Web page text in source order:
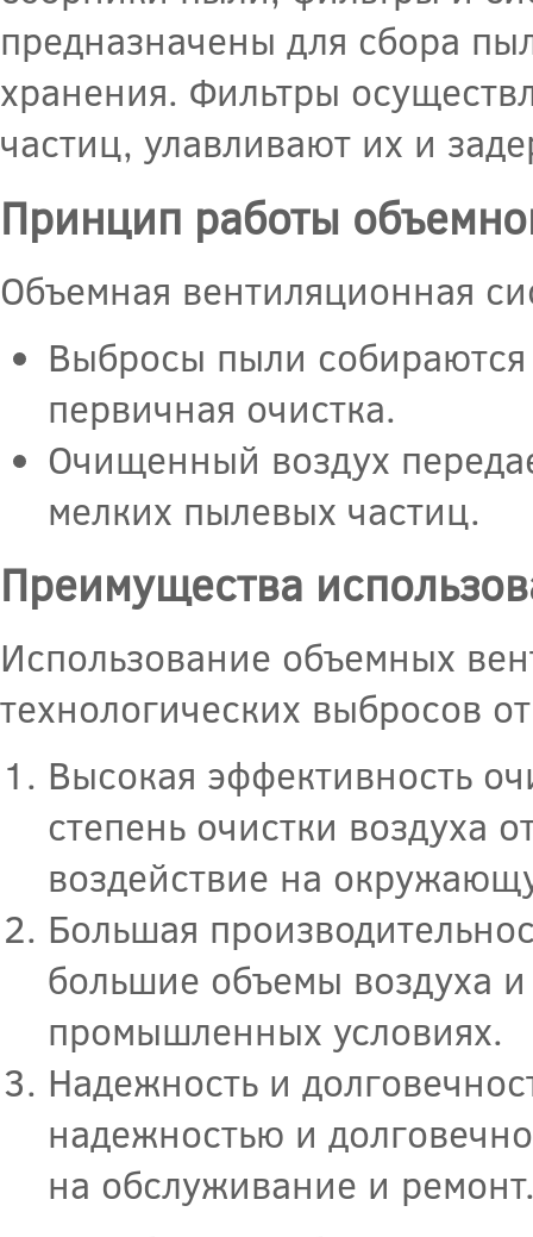
предназначены для сбора
хранения. Фильтры
частиц, улавливают их и
Принцип работы
Объемная вентиляционная
Выбросы пыли собираются
первичная очистка.
Очищенный воздух
мелких пылевых частиц.
Преимущества
Использование объемных
технологических выбросов
Высокая эффективность
степень очистки воздуха
воздействие на
Большая
большие объемы воздуха
промышленных условиях.
Надежность и
надежностью и
на обслуживание и